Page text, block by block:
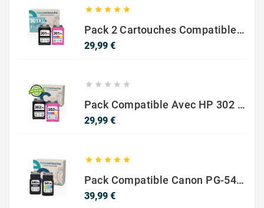
    
Pack 2 Cartouches Compatible Avec HP 301 XL Noir Et Couleur
29,99 €Prix
    
Pack Compatible Avec HP 302 XL Noir Et Couleur - SANS NIVEAU ENCRE
29,99 €Prix
    
Pack Compatible Canon PG-540 XL / CL-541 XL – Noir & Couleur – Haute Capacité
39,99 €Prix